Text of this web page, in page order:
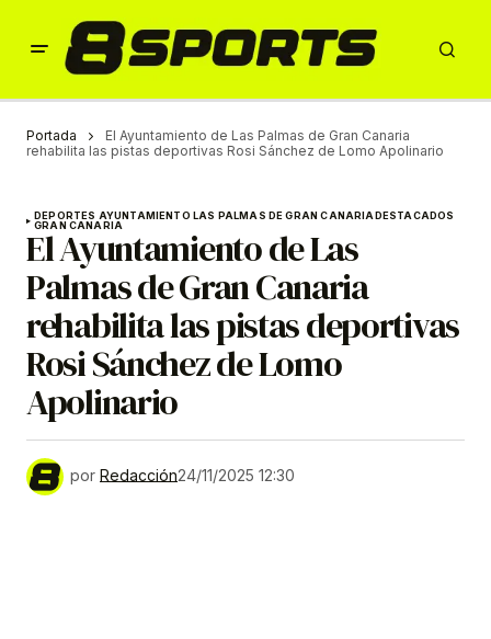
Portada
El Ayuntamiento de Las Palmas de Gran Canaria
rehabilita las pistas deportivas Rosi Sánchez de Lomo Apolinario
DEPORTES AYUNTAMIENTO LAS PALMAS DE GRAN CANARIADESTACADOS
GRAN CANARIA
El Ayuntamiento de Las
Palmas de Gran Canaria
rehabilita las pistas deportivas
Rosi Sánchez de Lomo
Apolinario
por Redacción24/11/2025 12:30